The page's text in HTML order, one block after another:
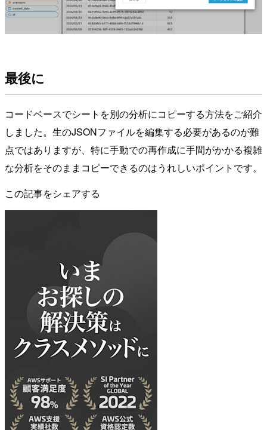
最後に
コードベースでシートを別の分析にコピーする方法をご紹介
しました。生のJSONファイルを編集する必要があるのが難
点ではありますが、特に手動での再作成に手間がかかる複雑
な分析をそのままコピーできるのはうれしいポイントです。
この記事をシェアする